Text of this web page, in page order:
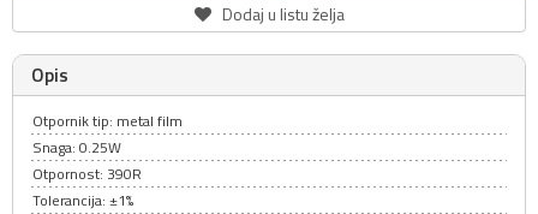
Dodaj u listu želja
Opis
Otpornik tip: metal film
Snaga: 0.25W
Otpornost: 390R
Tolerancija: ±1%